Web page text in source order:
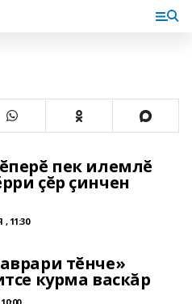
пек илемлĕ
çĕр çинчен
11:30
тĕнче»
курма васкăр